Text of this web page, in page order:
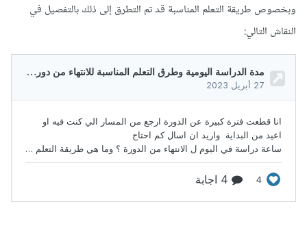
وبخصوص طريقة التعلم المناسبة قد تم التطرق إلى ذلك بالتفصيل في
النقاش التالي: